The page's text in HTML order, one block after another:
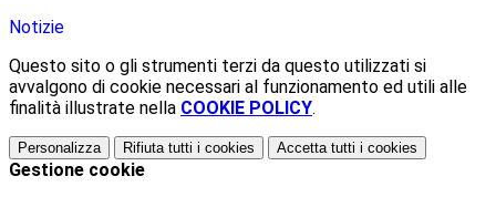
Notizie
Questo sito o gli strumenti terzi da questo utilizzati si
avvalgono di cookie necessari al funzionamento ed utili alle
finalità illustrate nella COOKIE POLICY.
Personalizza Rifiuta tutti i cookies Accetta tutti i cookies
Gestione cookie